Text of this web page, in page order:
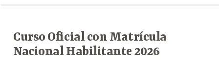
Curso Oficial con Matrícula
Nacional Habilitante 2026